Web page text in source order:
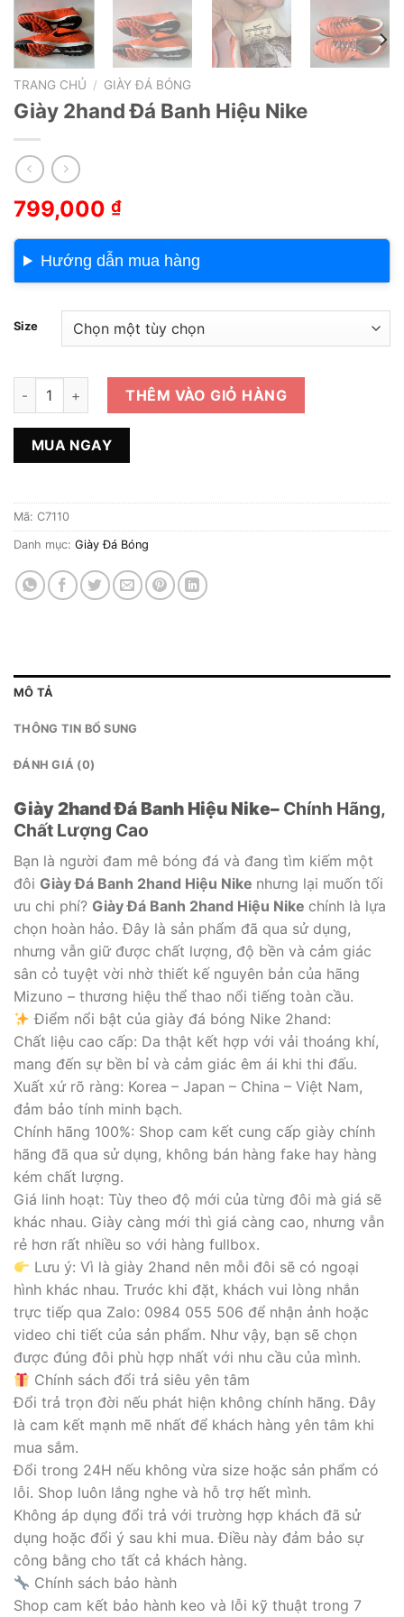
TRANG CHỦ / GIÀY ĐÁ BÓNG
Giày 2hand Đá Banh Hiệu Nike
799,000 ₫
Hướng dẫn mua hàng
Size
Giày 2hand Đá Banh Hiệu Nike số lượng
THÊM VÀO GIỎ HÀNG
MUA NGAY
Mã: C7110
Danh mục: Giày Đá Bóng
MÔ TẢ
THÔNG TIN BỔ SUNG
ĐÁNH GIÁ (0)
Giày 2hand Đá Banh Hiệu Nike– Chính Hãng,
Chất Lượng Cao
Bạn là người đam mê bóng đá và đang tìm kiếm một
đôi Giày Đá Banh 2hand Hiệu Nike nhưng lại muốn tối
ưu chi phí? Giày Đá Banh 2hand Hiệu Nike chính là lựa
chọn hoàn hảo. Đây là sản phẩm đã qua sử dụng,
nhưng vẫn giữ được chất lượng, độ bền và cảm giác
sân cỏ tuyệt vời nhờ thiết kế nguyên bản của hãng
Mizuno – thương hiệu thể thao nổi tiếng toàn cầu.
Điểm nổi bật của giày đá bóng Nike 2hand:
Chất liệu cao cấp: Da thật kết hợp với vải thoáng khí,
mang đến sự bền bỉ và cảm giác êm ái khi thi đấu.
Xuất xứ rõ ràng: Korea – Japan – China – Việt Nam,
đảm bảo tính minh bạch.
Chính hãng 100%: Shop cam kết cung cấp giày chính
hãng đã qua sử dụng, không bán hàng fake hay hàng
kém chất lượng.
Giá linh hoạt: Tùy theo độ mới của từng đôi mà giá sẽ
khác nhau. Giày càng mới thì giá càng cao, nhưng vẫn
rẻ hơn rất nhiều so với hàng fullbox.
Lưu ý: Vì là giày 2hand nên mỗi đôi sẽ có ngoại
hình khác nhau. Trước khi đặt, khách vui lòng nhắn
trực tiếp qua Zalo: 0984 055 506 để nhận ảnh hoặc
video chi tiết của sản phẩm. Như vậy, bạn sẽ chọn
được đúng đôi phù hợp nhất với nhu cầu của mình.
Chính sách đổi trả siêu yên tâm
Đổi trả trọn đời nếu phát hiện không chính hãng. Đây
là cam kết mạnh mẽ nhất để khách hàng yên tâm khi
mua sắm.
Đổi trong 24H nếu không vừa size hoặc sản phẩm có
lỗi. Shop luôn lắng nghe và hỗ trợ hết mình.
Không áp dụng đổi trả với trường hợp khách đã sử
dụng hoặc đổi ý sau khi mua. Điều này đảm bảo sự
công bằng cho tất cả khách hàng.
Chính sách bảo hành
Shop cam kết bảo hành keo và lỗi kỹ thuật trong 7